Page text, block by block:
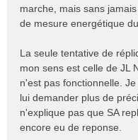
marche, mais sans
de mesure energétique
La seule tentative de
mon sens est celle de JL
n'est pas fonctionnelle.
lui demander plus de
n'explique pas que SA
encore eu de reponse.